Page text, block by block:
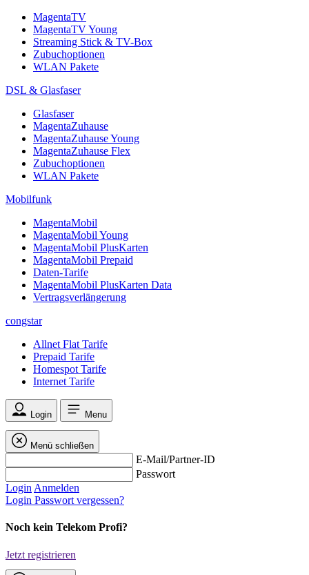
MagentaTV
MagentaTV Young
Streaming Stick & TV-Box
Zubuchoptionen
WLAN Pakete
DSL & Glasfaser
Glasfaser
MagentaZuhause
MagentaZuhause Young
MagentaZuhause Flex
Zubuchoptionen
WLAN Pakete
Mobilfunk
MagentaMobil
MagentaMobil Young
MagentaMobil PlusKarten
MagentaMobil Prepaid
Daten-Tarife
MagentaMobil PlusKarten Data
Vertragsverlängerung
congstar
Allnet Flat Tarife
Prepaid Tarife
Homespot Tarife
Internet Tarife
Login Menu
Menü schließen
E-Mail/Partner-ID
Passwort
Login Anmelden
Login Passwort vergessen?
Noch kein Telekom Profi?
Jetzt registrieren